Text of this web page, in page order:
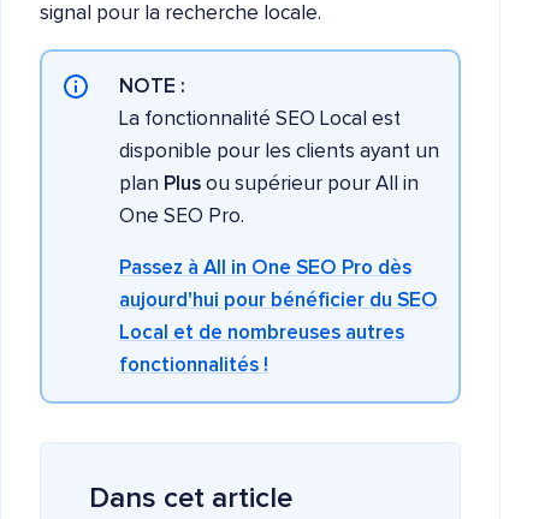
signal pour la recherche locale.
NOTE :
La fonctionnalité SEO Local est
disponible pour les clients ayant un
plan Plus ou supérieur pour All in
One SEO Pro.
Passez à All in One SEO Pro dès
aujourd'hui pour bénéficier du SEO
Local et de nombreuses autres
fonctionnalités !
Dans cet article